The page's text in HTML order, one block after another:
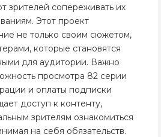
зрителей сопереживать их
Этот проект
не только своим сюжетом,
которые становятся
для аудитории. Важно
просмотра 82 серии
и оплаты подписки
доступ к контенту,
зрителям ознакомиться
на себя обязательств.